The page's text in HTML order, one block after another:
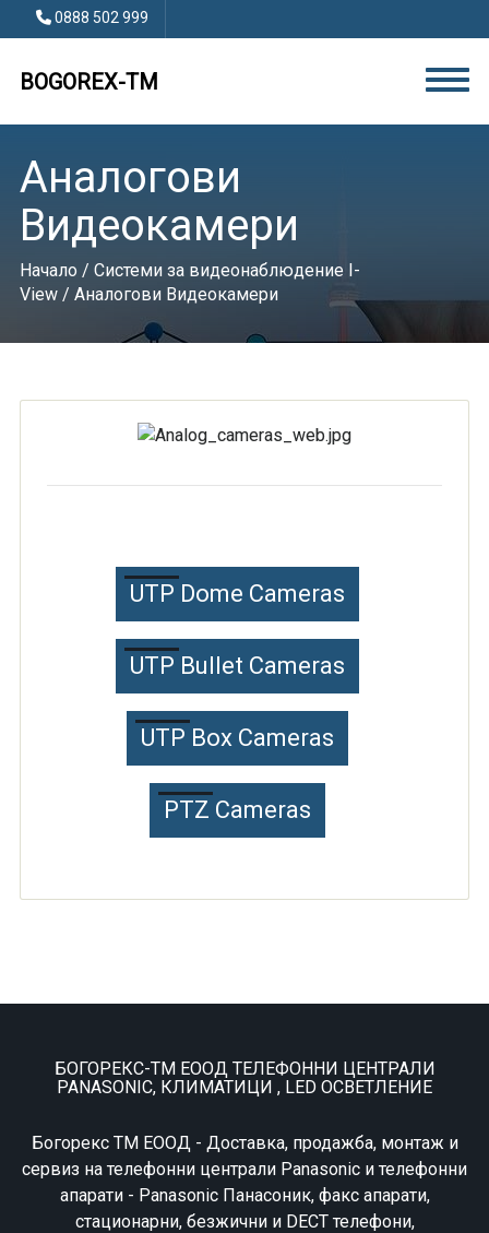
0888 502 999
BOGOREX-TM
Аналогови
Видеокамери
Начало / Системи за видеонаблюдение I-
View/ Аналогови Видеокамери
UTP Dome Cameras
UTP Bullet Cameras
UTP Box Cameras
PTZ Cameras
БОГОРЕКС-ТМ ЕООД ТЕЛЕФОННИ ЦЕНТРАЛИ
PANASONIC, КЛИМАТИЦИ , LED ОСВЕТЛЕНИЕ
Богорекс ТМ ЕООД - Доставка, продажба, монтаж и
сервиз на телефонни централи Panasonic и телефонни
апарати - Panasonic Панасоник, факс апарати,
стационарни, безжични и DECT телефони,